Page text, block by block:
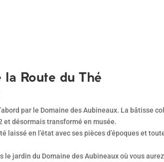
Route du Thé
par le Domaine des Aubineaux. La bâtisse
et désormais transformé en musée.
laissé en l’état avec ses pièces d’époques et
le jardin du Domaine des Aubineaux où vous